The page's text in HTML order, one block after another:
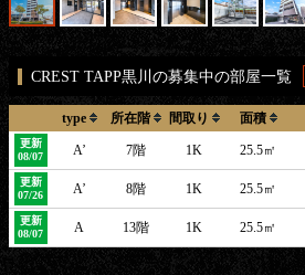
CREST TAPP黒川の募集中の部屋一覧
type 所在階 間取り 面積
更新
08/07
A’ 7階 1K 25.5㎡
更新
07/26
A’ 8階 1K 25.5㎡
更新
08/07
A 13階 1K 25.5㎡